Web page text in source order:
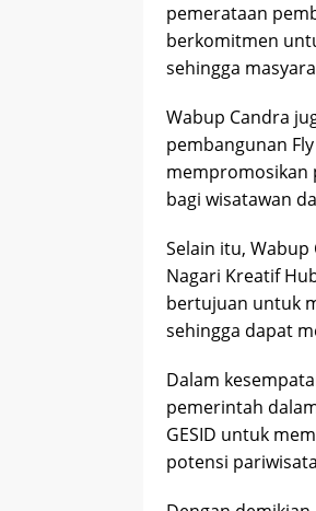
pemerataan
berkomitmen
sehingga
Wabup Candra
pembangunan
mempromosikan
bagi wisatawan
Selain itu,
Nagari Kreatif
bertujuan untuk
sehingga dapat
Dalam
pemerintah
GESID untuk
potensi